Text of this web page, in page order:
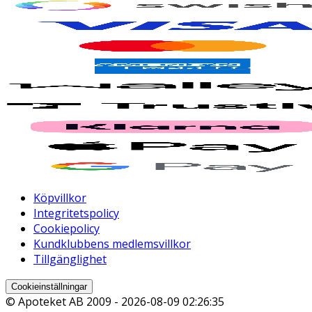
Köpvillkor
Integritetspolicy
Cookiepolicy
Kundklubbens medlemsvillkor
Tillgänglighet
Cookieinställningar
© Apoteket AB 2009 - 2026-08-09 02:26:35